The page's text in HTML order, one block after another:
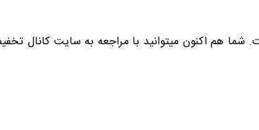
شما هم اکنون میتوانید با مراجعه به سایت کانال